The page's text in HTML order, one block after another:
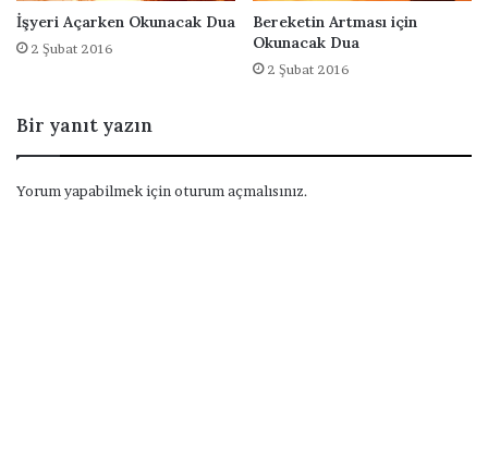
İşyeri Açarken Okunacak Dua
2 Şubat 2016
Bereketin Artması için
Okunacak Dua
2 Şubat 2016
Bir yanıt yazın
Yorum yapabilmek için oturum açmalısınız.